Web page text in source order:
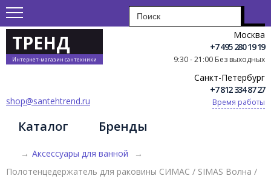
ТРЕНД
Интернет-магазин сантехники
Москва
+7 495 280 19 19
9:30 - 21:00 Без выходных
Санкт-Петербург
+7 812 334 87 27
Время работы
shop@santehtrend.ru
Каталог Бренды
→ Аксессуары для ванной
→
Полотенцедержатель для раковины СИМАС / SIMAS Волна /